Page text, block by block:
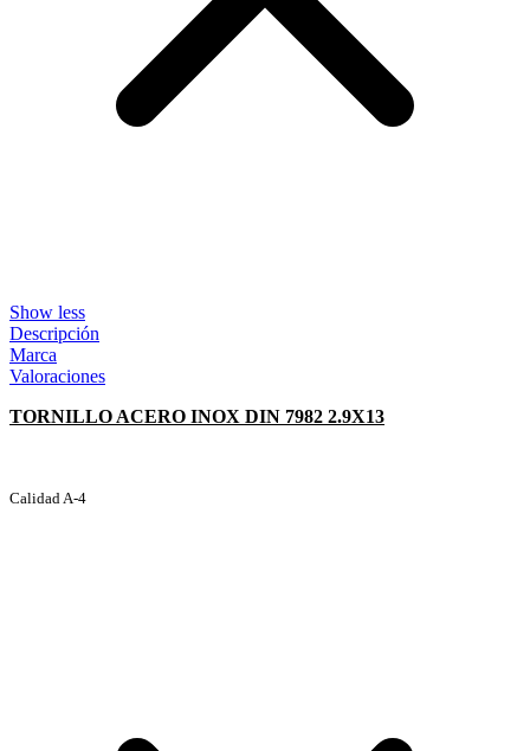
Show less
Descripción
Marca
Valoraciones
TORNILLO ACERO INOX DIN 7982 2.9X13
Calidad A-4